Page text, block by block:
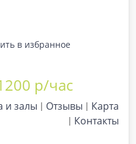
в избранное
р/час
и залы Отзывы
Карта
Контакты